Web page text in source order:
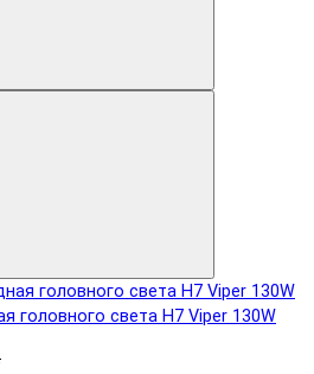
головного света H7 Viper 130W